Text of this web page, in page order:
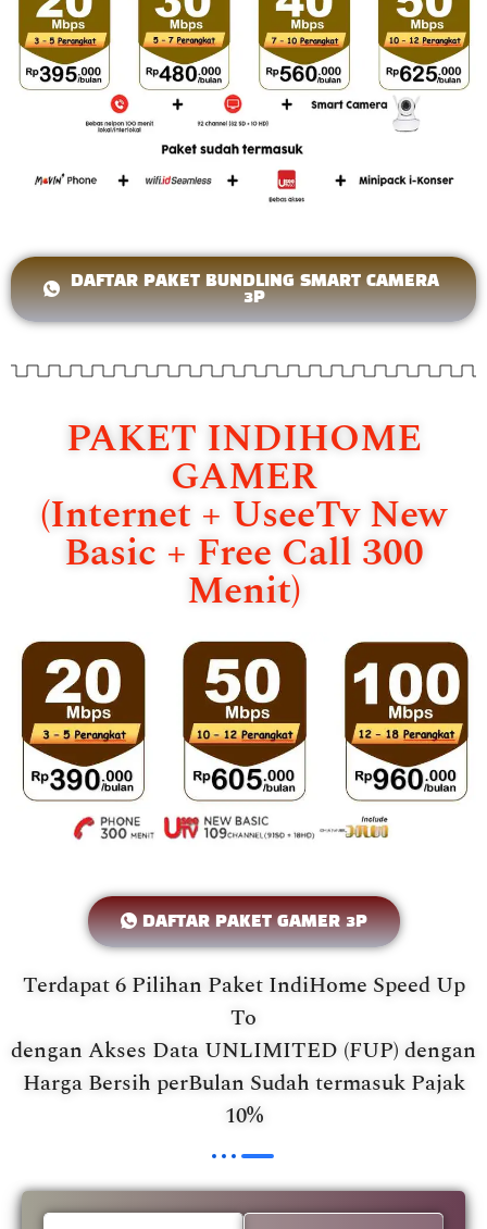
DAFTAR PAKET BUNDLING SMART CAMERA
3P
PAKET INDIHOME
GAMER
(Internet + UseeTv New
Basic + Free Call 300
Menit)
DAFTAR PAKET GAMER 3P
Terdapat 6 Pilihan Paket IndiHome Speed Up
To
dengan Akses Data UNLIMITED (FUP) dengan
Harga Bersih perBulan Sudah termasuk Pajak
10%